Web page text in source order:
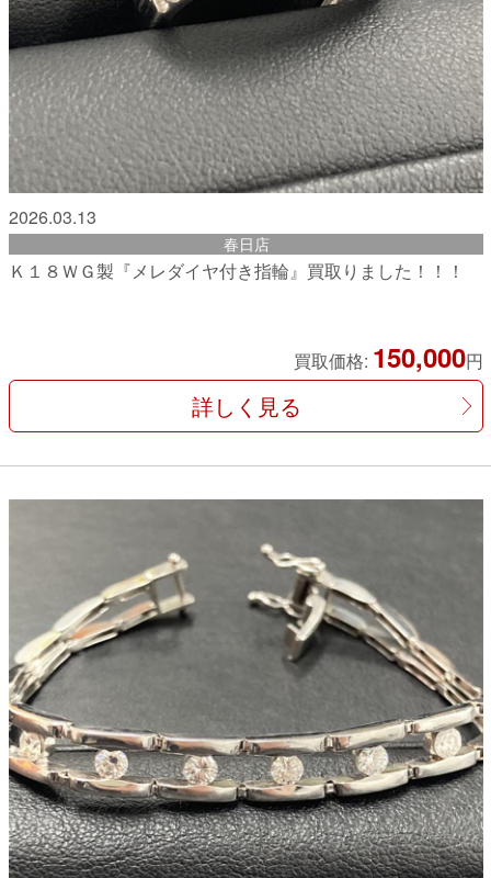
2026.03.13
春日店
Ｋ１８ＷＧ製『メレダイヤ付き指輪』買取りました！！！
買取価格: 150,000円
詳しく見る